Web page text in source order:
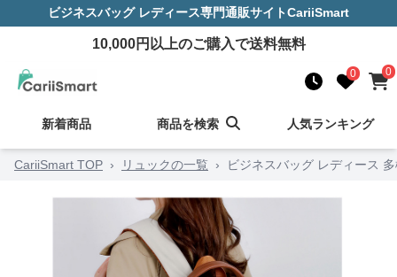
ビジネスバッグ レディース専門通販サイトCariiSmart
10,000円以上のご購入で送料無料
0 0
新着商品 商品を検索 人気ランキング
CariiSmart TOP › リュックの一覧 › ビジネスバッグ レディース